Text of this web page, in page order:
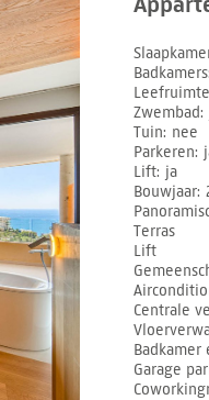
Badkamers
Leefruimte
Zwembad
Tuin nee
Parkeren
Lift ja
Bouwjaar
Terras
Lift
Centrale
Badkamer
Garage